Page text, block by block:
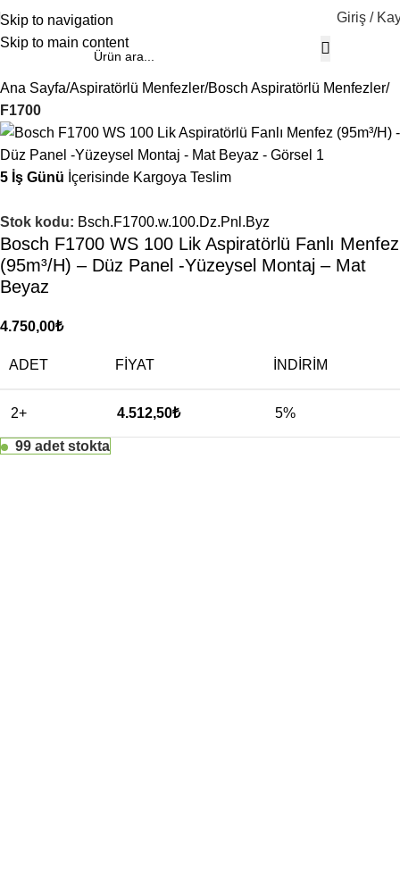
Skip to navigation
Skip to main content
Giriş /
Ana Sayfa Aspiratörlü Menfezler Bosch Aspiratörlü Menfezler
F1700
5 İş Günü İçerisinde Kargoya Teslim
Stok kodu: Bsch.F1700.w.100.Dz.Pnl.Byz
Bosch F1700 WS 100 Lik Aspiratörlü Fanlı Menfez
(95m³/H) – Düz Panel -Yüzeysel Montaj – Mat
Beyaz
4.750,00₺
ADET FIYAT İNDIRIM
2+ 4.512,50₺ 5%
99 adet stokta